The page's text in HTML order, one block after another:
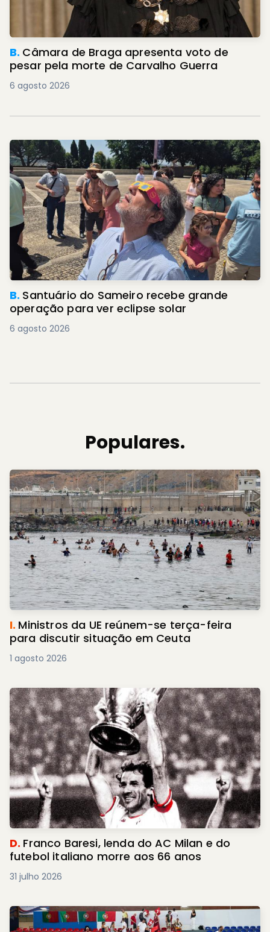
B. Câmara de Braga apresenta voto de
pesar pela morte de Carvalho Guerra
6 agosto 2026
B. Santuário do Sameiro recebe grande
operação para ver eclipse solar
6 agosto 2026
Populares.
I. Ministros da UE reúnem-se terça-feira
para discutir situação em Ceuta
1 agosto 2026
D. Franco Baresi, lenda do AC Milan e do
futebol italiano morre aos 66 anos
31 julho 2026